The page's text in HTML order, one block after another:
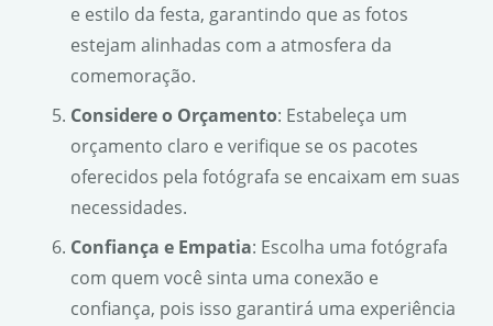
e estilo da festa, garantindo que as fotos
estejam alinhadas com a atmosfera da
comemoração.
Considere o Orçamento: Estabeleça um
orçamento claro e verifique se os pacotes
oferecidos pela fotógrafa se encaixam em suas
necessidades.
Confiança e Empatia: Escolha uma fotógrafa
com quem você sinta uma conexão e
confiança, pois isso garantirá uma experiência